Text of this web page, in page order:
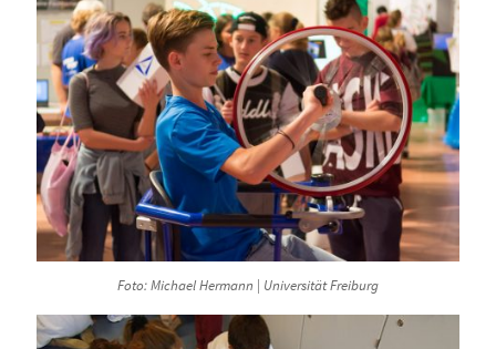
Foto: Michael Hermann | Universität Freiburg